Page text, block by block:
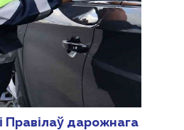
Правілаў дарожнага